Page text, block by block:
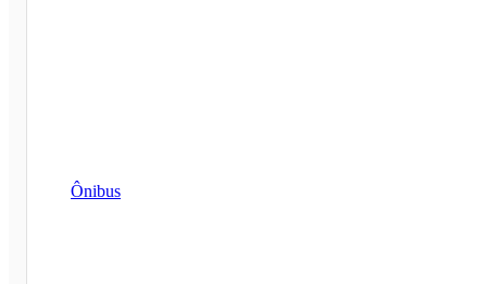
Ônibus